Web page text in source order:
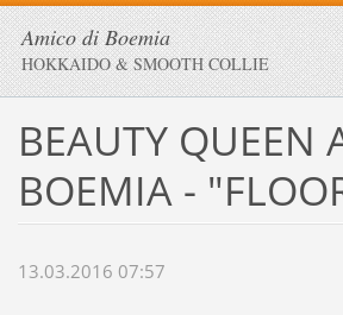
Amico di Boemia
HOKKAIDO & SMOOTH COLLIE
BEAUTY QUEEN
BOEMIA -
13.03.2016 07:57